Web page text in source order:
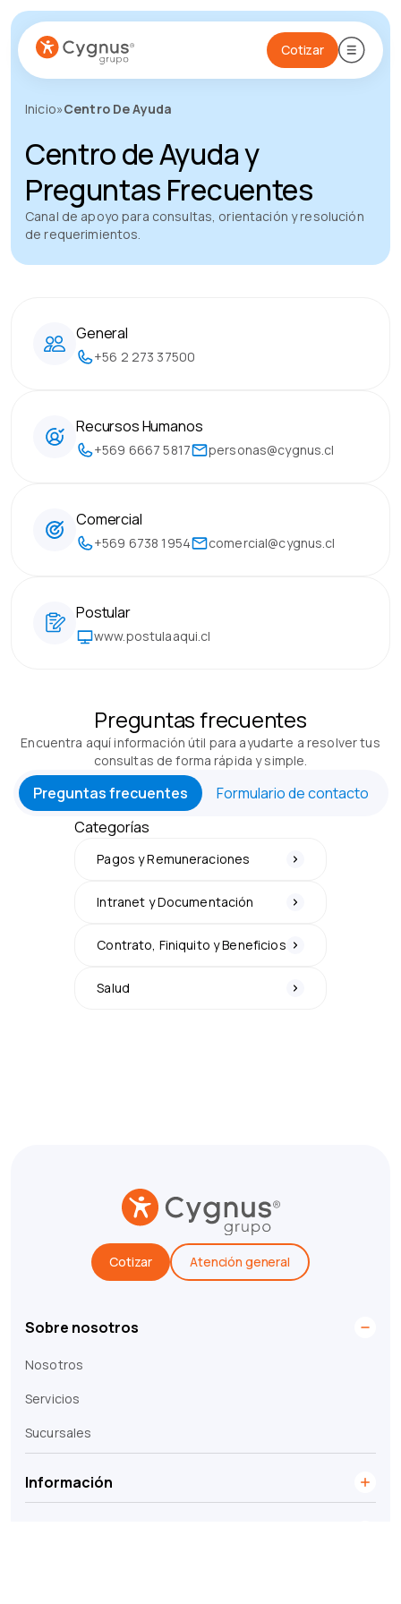
Cotizar
Inicio»Centro De Ayuda
Centro de Ayuda y
Preguntas Frecuentes
Canal de apoyo para consultas, orientación y resolución
de requerimientos.
General
+56 2 273 37500
Recursos Humanos
+569 6667 5817 personas@cygnus.cl
Comercial
+569 6738 1954 comercial@cygnus.cl
Postular
www.postulaaqui.cl
Preguntas frecuentes
Encuentra aquí información útil para ayudarte a resolver tus
consultas de forma rápida y simple.
Preguntas frecuentes
Formulario de contacto
Categorías
Pagos y Remuneraciones
Intranet y Documentación
Contrato, Finiquito y Beneficios
Salud
Cotizar Atención general
Sobre nosotros
Nosotros
Servicios
Sucursales
Información